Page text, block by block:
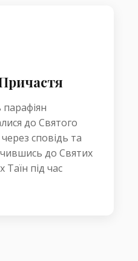
парафіян
до Святого
сповідь та
до Святих
Таїн під час